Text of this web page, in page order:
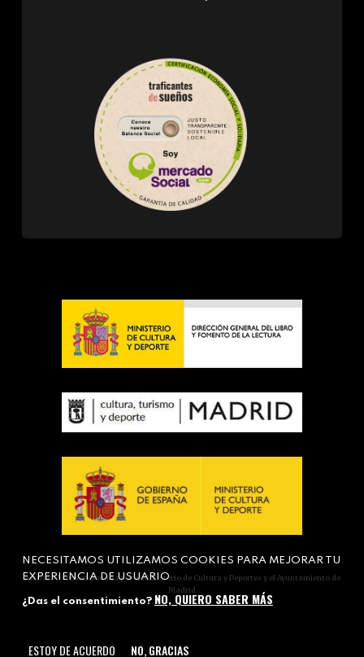
Actividad subvencionada por el Ministerio de Cultura y Deportes y el Ayuntamiento de
Madrid
NECESITAMOS UTILIZAMOS COOKIES PARA MEJORAR TU
EXPERIENCIA DE USUARIO
¿Das el consentimiento? NO, QUIERO SABER MÁS
ESTOY DE ACUERDO NO, GRACIAS